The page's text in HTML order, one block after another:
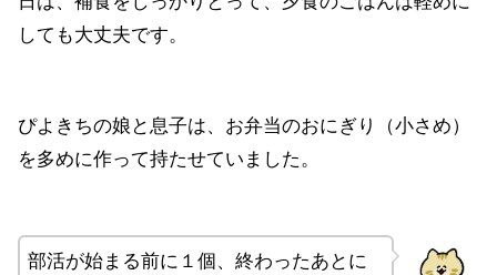
しても大丈夫です。
ぴよきちの娘と息子は、お弁当のおにぎり（小さめ）
を多めに作って持たせていました。
部活が始まる前に１個、終わったあとに